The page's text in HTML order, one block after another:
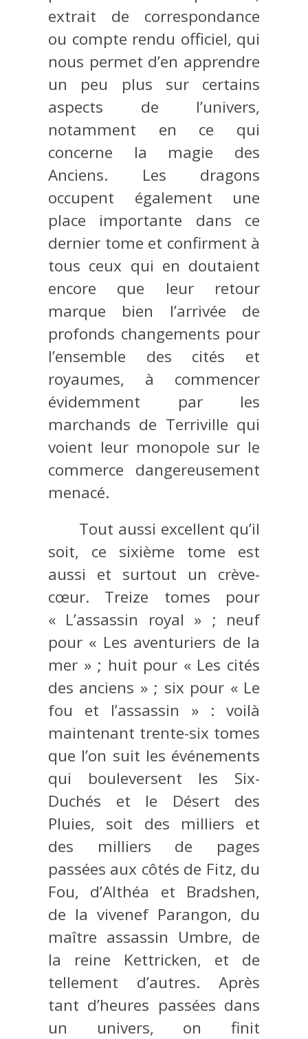
extrait de correspondance
ou compte rendu officiel, qui
nous permet d’en apprendre
un peu plus sur certains
aspects de l’univers,
notamment en ce qui
concerne la magie des
Anciens. Les dragons
occupent également une
place importante dans ce
dernier tome et confirment à
tous ceux qui en doutaient
encore que leur retour
marque bien l’arrivée de
profonds changements pour
l’ensemble des cités et
royaumes, à commencer
évidemment par les
marchands de Terriville qui
voient leur monopole sur le
commerce dangereusement
menacé.
Tout aussi excellent qu’il
soit, ce sixième tome est
aussi et surtout un crève-
cœur. Treize tomes pour
« L’assassin royal » ; neuf
pour « Les aventuriers de la
mer » ; huit pour « Les cités
des anciens » ; six pour « Le
fou et l’assassin » : voilà
maintenant trente-six tomes
que l’on suit les événements
qui bouleversent les Six-
Duchés et le Désert des
Pluies, soit des milliers et
des milliers de pages
passées aux côtés de Fitz, du
Fou, d’Althéa et Bradshen,
de la vivenef Parangon, du
maître assassin Umbre, de
la reine Kettricken, et de
tellement d’autres. Après
tant d’heures passées dans
un univers, on finit